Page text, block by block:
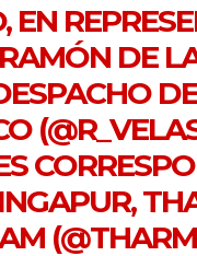
EN
DE
(
(